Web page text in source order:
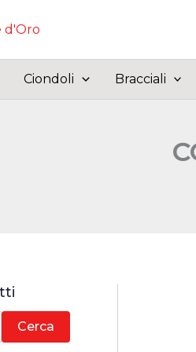
Ciondoli Bracciali
Cerca